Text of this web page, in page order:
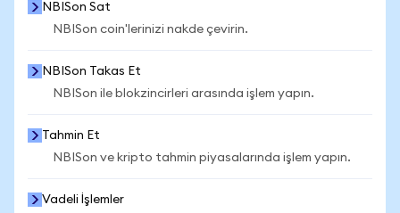
NBISon Sat
NBISon coin'lerinizi nakde çevirin.
NBISon Takas Et
NBISon ile blokzincirleri arasında işlem yapın.
Tahmin Et
NBISon ve kripto tahmin piyasalarında işlem yapın.
Vadeli İşlemler